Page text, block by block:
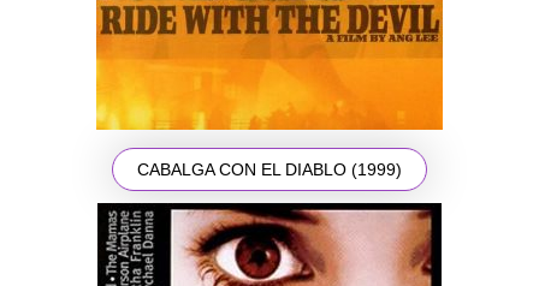
CABALGA CON EL DIABLO (1999)